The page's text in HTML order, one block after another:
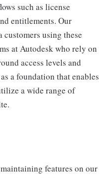
such as license
entitlements. Our
using these
at Autodesk who rely on
access levels and
a foundation that enables
a wide range of
features on our